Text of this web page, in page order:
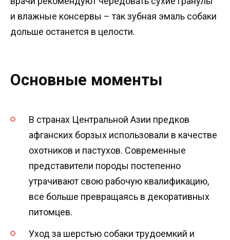
и влажные консервы – так зубная эмаль собаки
дольше останется в целости.
Основные моменты
В странах Центральной Азии предков
афганских борзых использовали в качестве
охотников и пастухов. Современные
представители породы постепенно
утрачивают свою рабочую квалификацию,
все больше превращаясь в декоративных
питомцев.
Уход за шерстью собаки трудоемкий и